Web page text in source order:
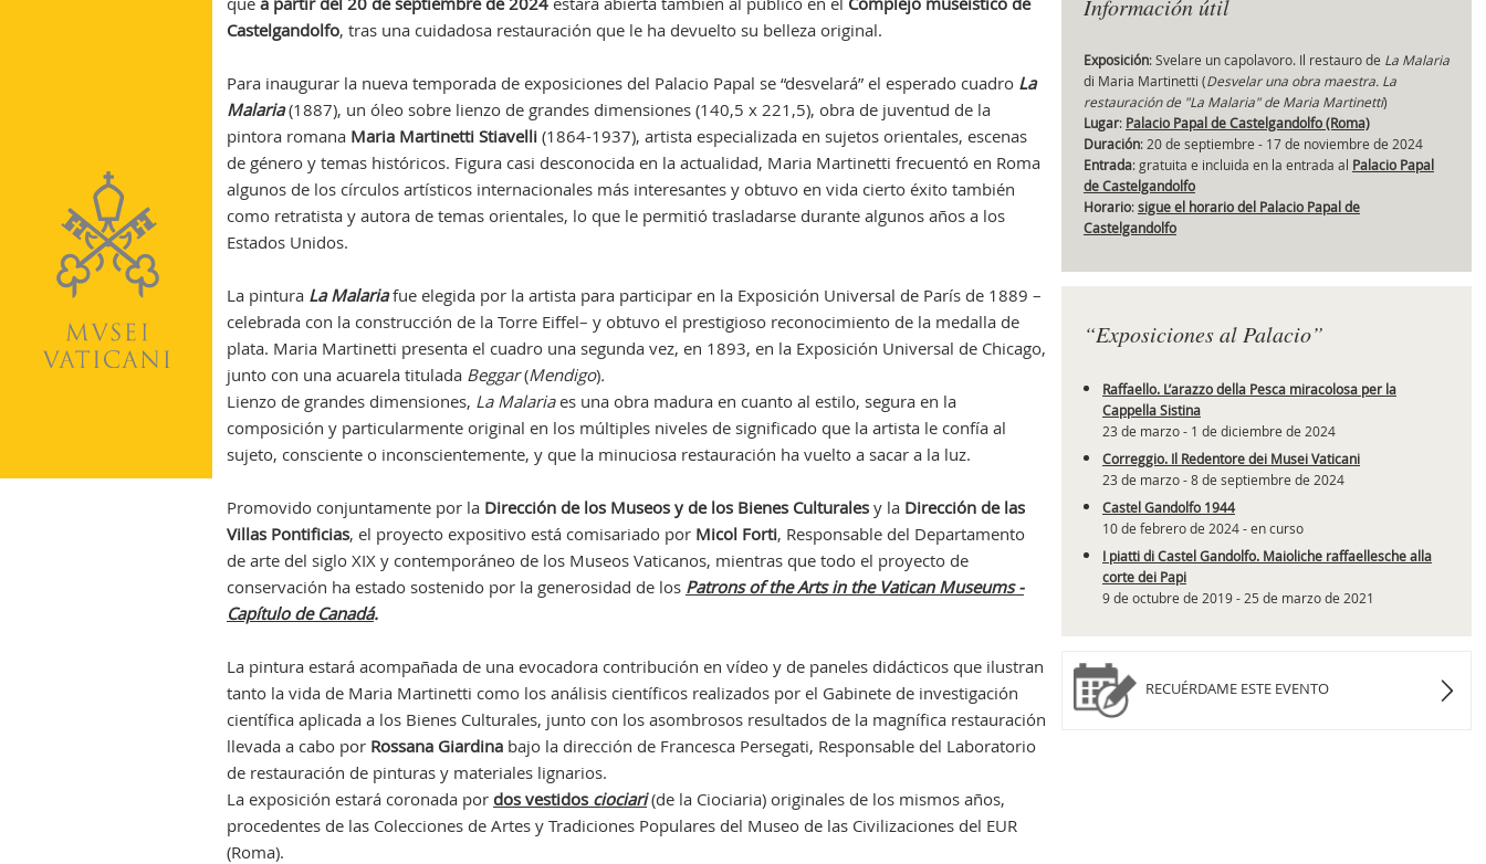
Castelgandolfo, tras una cuidadosa restauración que le ha devuelto su belleza original.
Para inaugurar la nueva temporada de exposiciones del Palacio Papal se “desvelará” el esperado cuadro La
Malaria(1887), un óleo sobre lienzo de grandes dimensiones (140,5 x 221,5), obra de juventud de la
pintora romana Maria Martinetti Stiavelli (1864-1937), artista especializada en sujetos orientales, escenas
de género y temas históricos. Figura casi desconocida en la actualidad, Maria Martinetti frecuentó en Roma
algunos de los círculos artísticos internacionales más interesantes y obtuvo en vida cierto éxito también
como retratista y autora de temas orientales, lo que le permitió trasladarse durante algunos años a los
Estados Unidos.
La pintura La Malaria fue elegida por la artista para participar en la Exposición Universal de París de 1889 –
celebrada con la construcción de la Torre Eiffel– y obtuvo el prestigioso reconocimiento de la medalla de
plata. Maria Martinetti presenta el cuadro una segunda vez, en 1893, en la Exposición Universal de Chicago,
junto con una acuarela titulada Beggar(Mendigo).
Lienzo de grandes dimensiones, La Malariaes una obra madura en cuanto al estilo, segura en la
composición y particularmente original en los múltiples niveles de significado que la artista le confía al
sujeto, consciente o inconscientemente, y que la minuciosa restauración ha vuelto a sacar a la luz.
Promovido conjuntamente por la Dirección de los Museos y de los Bienes Culturalesy la Dirección de las
Villas Pontificias, el proyecto expositivo está comisariado por Micol Forti, Responsable del Departamento
de arte del siglo XIX y contemporáneo de los Museos Vaticanos, mientras que todo el proyecto de
conservación ha estado sostenido por la generosidad de los Patrons of the Arts in the Vatican Museums -
Capítulo de Canadá.
La pintura estará acompañada de una evocadora contribución en vídeo y de paneles didácticos que ilustran
tanto la vida de Maria Martinetti como los análisis científicos realizados por el Gabinete de investigación
científica aplicada a los Bienes Culturales, junto con los asombrosos resultados de la magnífica restauración
llevada a cabo por Rossana Giardinabajo la dirección de Francesca Persegati, Responsable del Laboratorio
de restauración de pinturas y materiales lignarios.
La exposición estará coronada por dos vestidos ciociari(de la Ciociaria) originales de los mismos años,
procedentes de las Colecciones de Artes y Tradiciones Populares del Museo de las Civilizaciones del EUR
(Roma).
Información útil
Exposición: Svelare un capolavoro. Il restauro de La Malaria
di Maria Martinetti (Desvelar una obra maestra. La
restauración de "La Malaria" de Maria Martinetti)
Lugar: Palacio Papal de Castelgandolfo (Roma)
Duración: 20 de septiembre - 17 de noviembre de 2024
Entrada: gratuita e incluida en la entrada al Palacio Papal
de Castelgandolfo
Horario:sigue el horario del Palacio Papal de
Castelgandolfo
“Exposiciones al Palacio”
Raffaello. L’arazzo della Pesca miracolosa per la
Cappella Sistina
23 de marzo - 1 de diciembre de 2024
Correggio. Il Redentore dei Musei Vaticani
23 de marzo - 8 de septiembre de 2024
Castel Gandolfo 1944
10 de febrero de 2024 - en curso
I piatti di Castel Gandolfo. Maioliche raffaellesche alla
corte dei Papi
9 de octubre de 2019 - 25 de marzo de 2021
RECUÉRDAME ESTE EVENTO